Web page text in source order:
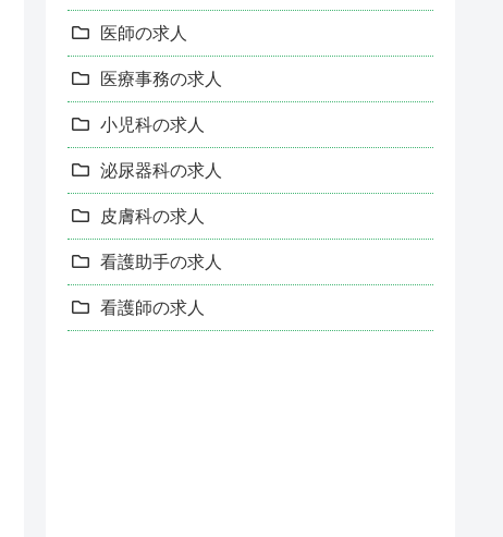
医師の求人
医療事務の求人
小児科の求人
泌尿器科の求人
皮膚科の求人
看護助手の求人
看護師の求人